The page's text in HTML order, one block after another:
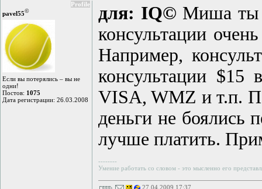
Profile
pavel55©
Если вы потерялись – вы не
одни!
Постов: 1075
Дата регистрации: 26.03.2008
для: IQ© Миша ты
консультации
Например,
консультации
VISA, WMZ и т.п.
деньги не боялись
лучше платить.
--------
Умение работать со словом - это мысленно его
27.04.2009 17:37